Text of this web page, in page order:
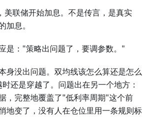
美联储开始加息。不是传言，是真实
加息。
是："策略出问题了，要调参数。"
身没出问题。双均线该怎么算还是怎么
还是穿越了。问题出在另一个地方：
，完整地覆盖了"低利率周期"这个前
地变了，没有人在仓位里用一条规则标